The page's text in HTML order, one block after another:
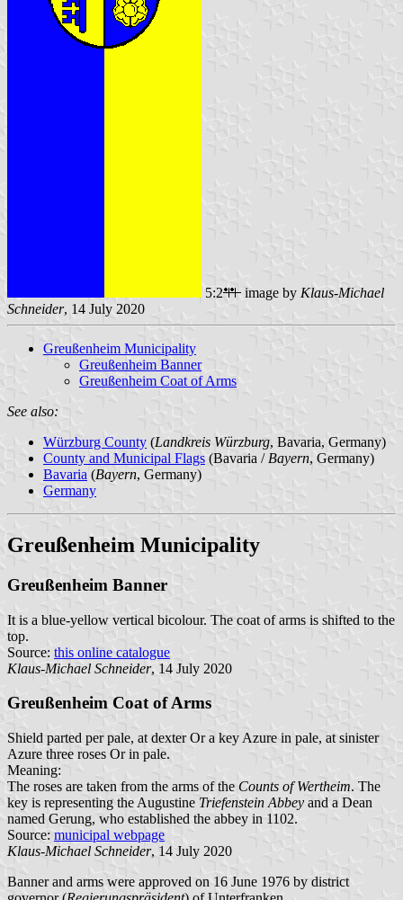
5:2 image by Klaus-Michael
Schneider, 14 July 2020
Greußenheim Municipality
Greußenheim Banner
Greußenheim Coat of Arms
See also:
Würzburg County (Landkreis Würzburg, Bavaria, Germany)
County and Municipal Flags (Bavaria / Bayern, Germany)
Bavaria (Bayern, Germany)
Germany
Greußenheim Municipality
Greußenheim Banner
It is a blue-yellow vertical bicolour. The coat of arms is shifted to the
top.
Source: this online catalogue
Klaus-Michael Schneider, 14 July 2020
Greußenheim Coat of Arms
Shield parted per pale, at dexter Or a key Azure in pale, at sinister
Azure three roses Or in pale.
Meaning:
The roses are taken from the arms of the Counts of Wertheim. The
key is representing the Augustine Triefenstein Abbey and a Dean
named Gerung, who established the abbey in 1102.
Source: municipal webpage
Klaus-Michael Schneider, 14 July 2020
Banner and arms were approved on 16 June 1976 by district